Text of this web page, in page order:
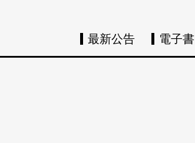
最新公告 電子書